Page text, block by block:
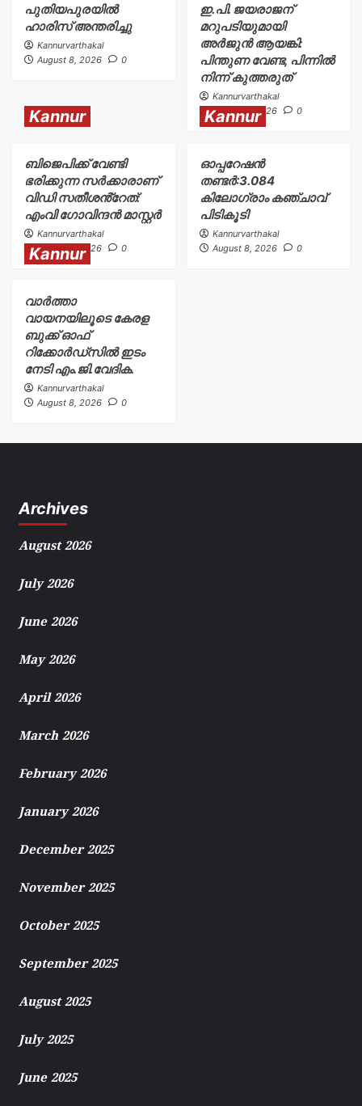
പുതിയപുരയിൽ
ഹാരിസ് അന്തരിച്ചു
Kannurvarthakal
August 8, 2026
0
ഇ.പി. ജയരാജന്
മറുപടിയുമായി
അർജുൻ ആയങ്കി:
പിന്തുണ വേണ്ട, പിന്നിൽ
നിന്ന് കുത്തരുത്
Kannurvarthakal
August 8, 2026
0
Kannur
ബിജെപിക്ക് വേണ്ടി
ഭരിക്കുന്ന സർക്കാരാണ്
വിഡി സതീശൻ്റേത്:
എംവി ഗോവിന്ദൻ മാസ്റ്റർ
Kannurvarthakal
August 8, 2026
0
Kannur
ഓപ്പറേഷൻ
തണ്ടർ:3.084
കിലോഗ്രാം കഞ്ചാവ്
പിടികൂടി
Kannurvarthakal
August 8, 2026
0
Kannur
വാർത്താ
വായനയിലൂടെ കേരള
ബുക്ക് ഓഫ്
റിക്കോർഡ്സിൽ ഇടം
നേടി എം.ജി.വേദിക.
Kannurvarthakal
August 8, 2026
0
Archives
August 2026
July 2026
June 2026
May 2026
April 2026
March 2026
February 2026
January 2026
December 2025
November 2025
October 2025
September 2025
August 2025
July 2025
June 2025